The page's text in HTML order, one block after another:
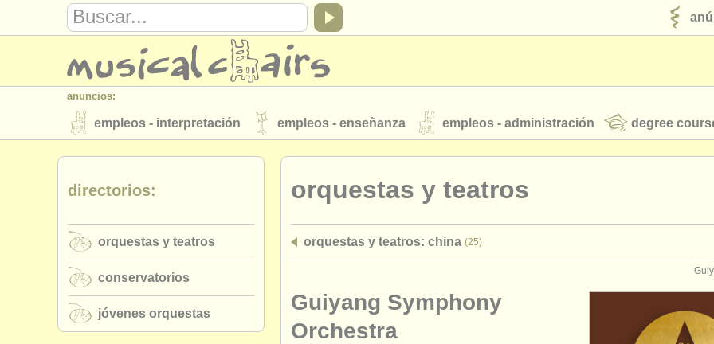
anuncios:
empleos - interpretación empleos - enseñanza empleos - administración degree
instrumentos en venta instrumentos robados
directorios:
musicalchairs:
editor:
anúnciese con nosotros find out about our
orquestas y teatros
orquestas y teatros: china (25)
Guiyang Symphony
Orchestra
directorios:
orquestas y teatros
conservatorios
jóvenes orquestas